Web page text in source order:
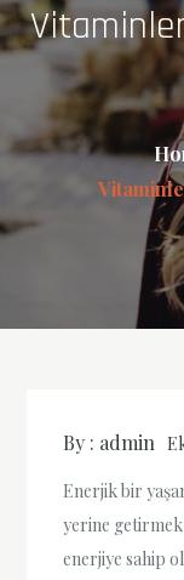
By : admin
Enerjik bir
yerine
enerjiye sahip